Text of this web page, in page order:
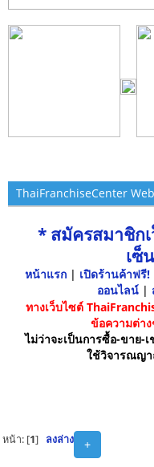
ThaiFranchiseCenter
* สมัครสมาชิก
เซ็
หน้าแรก | เปิดร้านค้าฟรี!
ออนไลน์ |
ทางเว็บไซต์
ข้อความต่าง
ไม่ว่าจะเป็นการซื้อ-ขาย-
ใช้วิจารณญา
+
หน้า: [1] ลงล่าง